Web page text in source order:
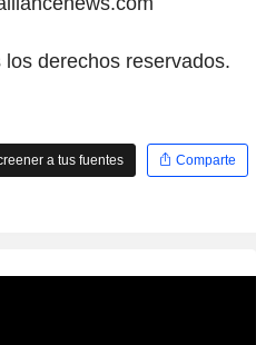
derechos reservados.
a tus fuentes Comparte